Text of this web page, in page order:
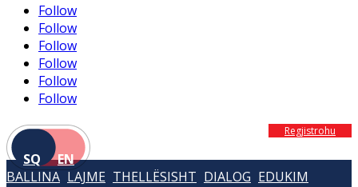
Follow
Follow
Follow
Follow
Follow
Follow
SQ EN
Regjistrohu
BALLINA LAJME THELLËSISHT DIALOG EDUKIM